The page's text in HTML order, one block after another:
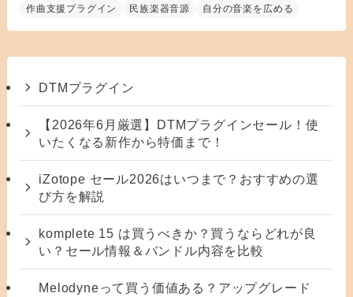
作曲支援プラグイン 民族楽器音源 自分の音楽を広める
DTMプラグイン
【2026年6月厳選】DTMプラグインセール！使
いたくなる新作から特価まで！
iZotope セール2026はいつまで？おすすめの選
び方を解説
komplete 15 は買うべきか？買うならどれが良
い？セール情報＆バンドル内容を比較
Melodyneって買う価値ある？アップグレード